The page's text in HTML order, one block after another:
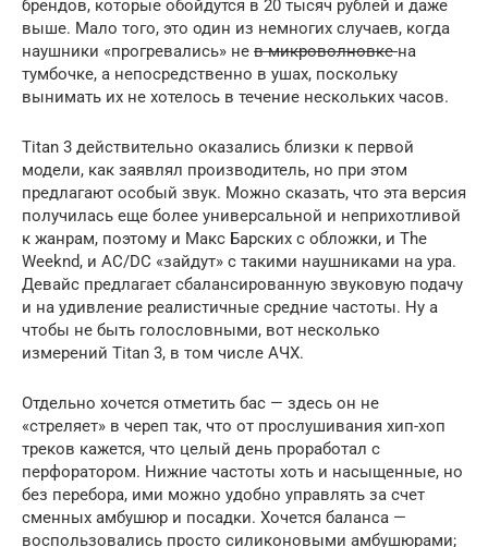
брендов, которые обойдутся в 20 тысяч рублей и даже
выше. Мало того, это один из немногих случаев, когда
наушники «прогревались» не в микроволновкена
тумбочке, а непосредственно в ушах, поскольку
вынимать их не хотелось в течение нескольких часов.
Titan 3 действительно оказались близки к первой
модели, как заявлял производитель, но при этом
предлагают особый звук. Можно сказать, что эта версия
получилась еще более универсальной и неприхотливой
к жанрам, поэтому и Макс Барских с обложки, и The
Weeknd, и AC/DC «зайдут» с такими наушниками на ура.
Девайс предлагает сбалансированную звуковую подачу
и на удивление реалистичные средние частоты. Ну а
чтобы не быть голословными, вот несколько
измерений Titan 3, в том числе АЧХ.
Отдельно хочется отметить бас — здесь он не
«стреляет» в череп так, что от прослушивания хип-хоп
треков кажется, что целый день проработал с
перфоратором. Нижние частоты хоть и насыщенные, но
без перебора, ими можно удобно управлять за счет
сменных амбушюр и посадки. Хочется баланса —
воспользовались просто силиконовыми амбушюрами;